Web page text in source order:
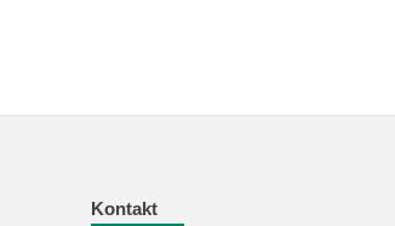
Kontakt